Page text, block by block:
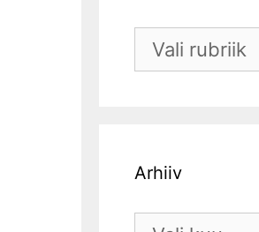
Rubriigid
Arhiiv
Arhiiv